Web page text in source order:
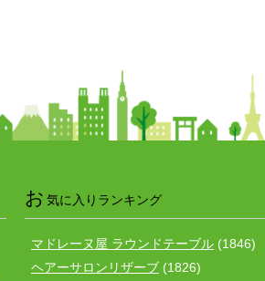
お 気に入りランキング
マドレーヌ屋 ラウンドテーブル (1846)
ヘアーサロンリザーブ (1826)